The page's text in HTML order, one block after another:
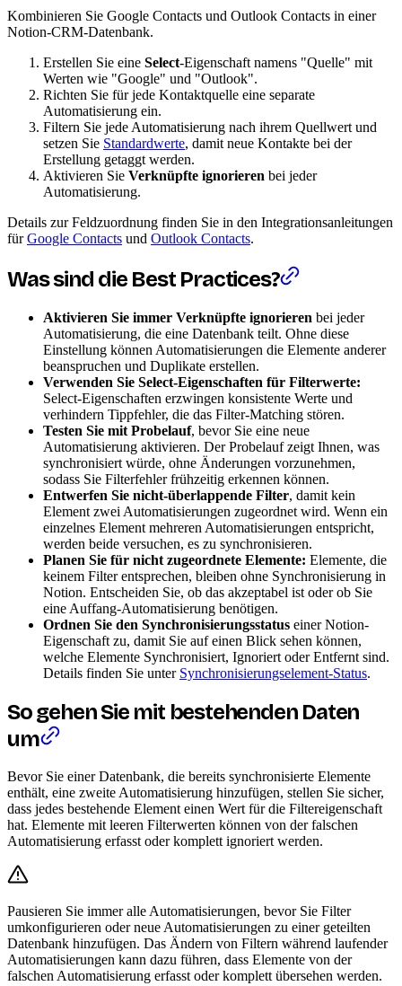
Kombinieren Sie Google Contacts und Outlook Contacts in einer
Notion-CRM-Datenbank.
Erstellen Sie eine Select-Eigenschaft namens "Quelle" mit
Werten wie "Google" und "Outlook".
Richten Sie für jede Kontaktquelle eine separate
Automatisierung ein.
Filtern Sie jede Automatisierung nach ihrem Quellwert und
setzen Sie Standardwerte, damit neue Kontakte bei der
Erstellung getaggt werden.
Aktivieren Sie Verknüpfte ignorieren bei jeder
Automatisierung.
Details zur Feldzuordnung finden Sie in den Integrationsanleitungen
fürGoogle Contacts und Outlook Contacts.
Was sind die Best Practices?
Aktivieren Sie immer Verknüpfte ignorieren bei jeder
Automatisierung, die eine Datenbank teilt. Ohne diese
Einstellung können Automatisierungen die Elemente anderer
beanspruchen und Duplikate erstellen.
Verwenden Sie Select-Eigenschaften für Filterwerte:
Select-Eigenschaften erzwingen konsistente Werte und
verhindern Tippfehler, die das Filter-Matching stören.
Testen Sie mit Probelauf, bevor Sie eine neue
Automatisierung aktivieren. Der Probelauf zeigt Ihnen, was
synchronisiert würde, ohne Änderungen vorzunehmen,
sodass Sie Filterfehler frühzeitig erkennen können.
Entwerfen Sie nicht-überlappende Filter, damit kein
Element zwei Automatisierungen zugeordnet wird. Wenn ein
einzelnes Element mehreren Automatisierungen entspricht,
werden beide versuchen, es zu synchronisieren.
Planen Sie für nicht zugeordnete Elemente: Elemente, die
keinem Filter entsprechen, bleiben ohne Synchronisierung in
Notion. Entscheiden Sie, ob das akzeptabel ist oder ob Sie
eine Auffang-Automatisierung benötigen.
Ordnen Sie den Synchronisierungsstatus einer Notion-
Eigenschaft zu, damit Sie auf einen Blick sehen können,
welche Elemente Synchronisiert, Ignoriert oder Entfernt sind.
Details finden Sie unter Synchronisierungselement-Status.
So gehen Sie mit bestehenden Daten
um
Bevor Sie einer Datenbank, die bereits synchronisierte Elemente
enthält, eine zweite Automatisierung hinzufügen, stellen Sie sicher,
dass jedes bestehende Element einen Wert für die Filtereigenschaft
hat. Elemente mit leeren Filterwerten können von der falschen
Automatisierung erfasst oder komplett ignoriert werden.
Pausieren Sie immer alle Automatisierungen, bevor Sie Filter
umkonfigurieren oder neue Automatisierungen zu einer geteilten
Datenbank hinzufügen. Das Ändern von Filtern während laufender
Automatisierungen kann dazu führen, dass Elemente von der
falschen Automatisierung erfasst oder komplett übersehen werden.